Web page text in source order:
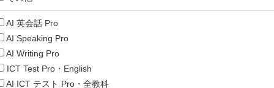
AI 英会話 Pro
AI Speaking Pro
AI Writing Pro
ICT Test Pro・English
AI ICT テスト Pro・全教科